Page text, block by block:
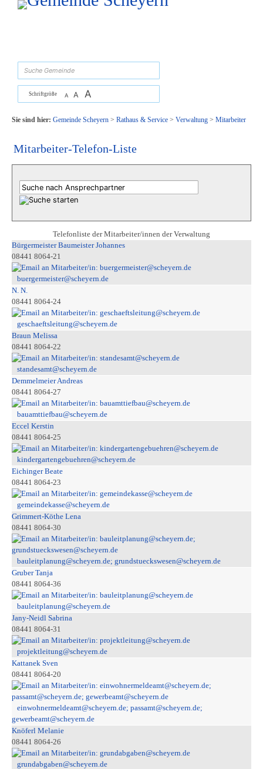
Zum Inhalt, zur Navigationoder zur Startseite springen.
Schriftgröße A A A
Sie sind hier: Gemeinde Scheyern> Rathaus & Service> Verwaltung> Mitarbeiter
Mitarbeiter-Telefon-Liste
Telefonliste der Mitarbeiter/innen der Verwaltung
Bürgermeister Baumeister Johannes
08441 8064-21
buergermeister@scheyern.de
N. N.
08441 8064-24
geschaeftsleitung@scheyern.de
Braun Melissa
08441 8064-22
standesamt@scheyern.de
Demmelmeier Andreas
08441 8064-27
bauamttiefbau@scheyern.de
Eccel Kerstin
08441 8064-25
kindergartengebuehren@scheyern.de
Eichinger Beate
08441 8064-23
gemeindekasse@scheyern.de
Grimmert-Köthe Lena
08441 8064-30
bauleitplanung@scheyern.de; grundstueckswesen@scheyern.de
Gruber Tanja
08441 8064-36
bauleitplanung@scheyern.de
Jany-Neidl Sabrina
08441 8064-31
projektleitung@scheyern.de
Kattanek Sven
08441 8064-20
einwohnermeldeamt@scheyern.de; passamt@scheyern.de;
gewerbeamt@scheyern.de
Knöferl Melanie
08441 8064-26
grundabgaben@scheyern.de